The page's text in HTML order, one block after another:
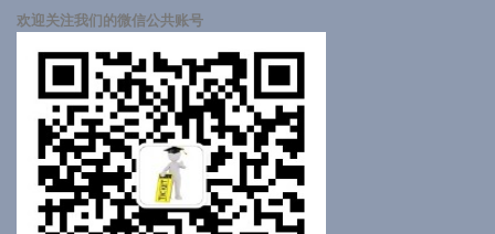
欢迎关注我们的微信公共账号